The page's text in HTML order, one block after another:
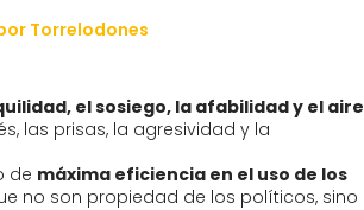
Torrelodones
el sosiego, la afabilidad y el aire
las prisas, la agresividad y la
de máxima eficiencia en el uso de los
no son propiedad de los políticos, sino